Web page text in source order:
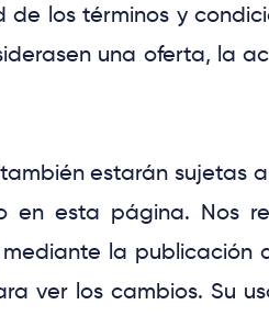
los términos y
una oferta, la
estarán sujetas
en esta página. Nos
la
ver los cambios. Su